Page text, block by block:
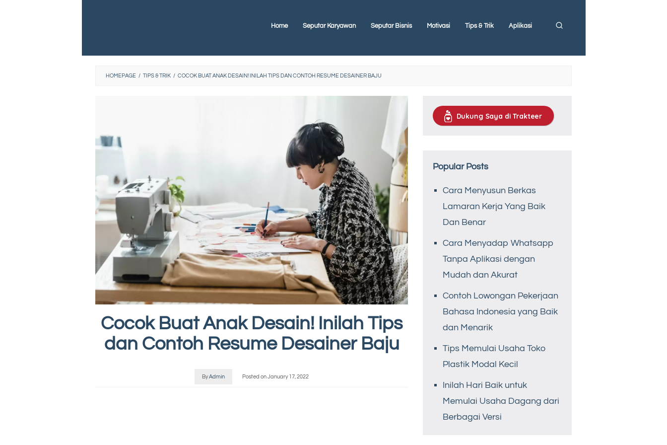
Home Seputar Karyawan Seputar Bisnis Motivasi Tips & Trik Aplikasi
HOMEPAGE / TIPS & TRIK / COCOK BUAT ANAK DESAIN! INILAH TIPS DAN CONTOH RESUME DESAINER BAJU
Cocok Buat Anak Desain! Inilah Tips
dan Contoh Resume Desainer Baju
ByAdmin Posted onJanuary 17, 2022
Dukung Saya di Trakteer
Popular Posts
Cara Menyusun Berkas
Lamaran Kerja Yang Baik
Dan Benar
Cara Menyadap Whatsapp
Tanpa Aplikasi dengan
Mudah dan Akurat
Contoh Lowongan Pekerjaan
Bahasa Indonesia yang Baik
dan Menarik
Tips Memulai Usaha Toko
Plastik Modal Kecil
Inilah Hari Baik untuk
Memulai Usaha Dagang dari
Berbagai Versi